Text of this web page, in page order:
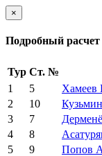
×
Подробный расчет
Тур Ст. №
1
5 Хамеев
2
10
3
7
4
8
5
9 Попов